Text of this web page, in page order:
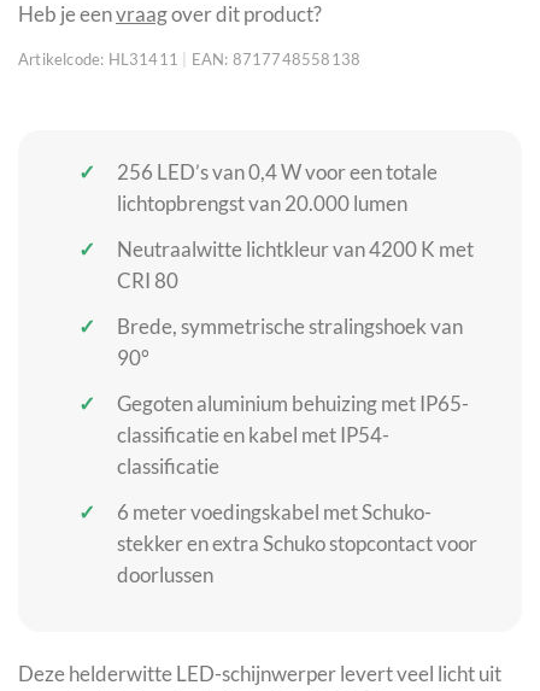
Heb je eenvraagover dit product?
Artikelcode: HL31411 EAN: 8717748558138
256 LED’s van 0,4 W voor een totale
lichtopbrengst van 20.000 lumen
Neutraalwitte lichtkleur van 4200 K met
CRI 80
Brede, symmetrische stralingshoek van
90°
Gegoten aluminium behuizing met IP65-
classificatie en kabel met IP54-
classificatie
6 meter voedingskabel met Schuko-
stekker en extra Schuko stopcontact voor
doorlussen
Deze helderwitte LED-schijnwerper levert veel licht uit